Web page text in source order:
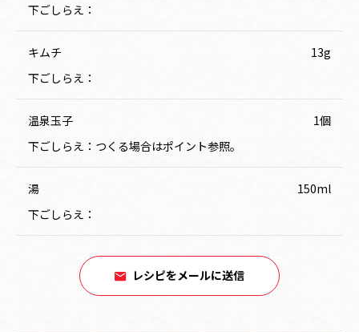
下ごしらえ：
キムチ
13g
下ごしらえ：
温泉玉子
1個
下ごしらえ：つくる場合はポイント参照。
湯
150ml
下ごしらえ：
レシピをメールに送信